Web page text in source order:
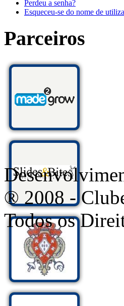
Perdeu a senha?
Esqueceu-se do nome de
Parceiros
® 2008 -
Todos os